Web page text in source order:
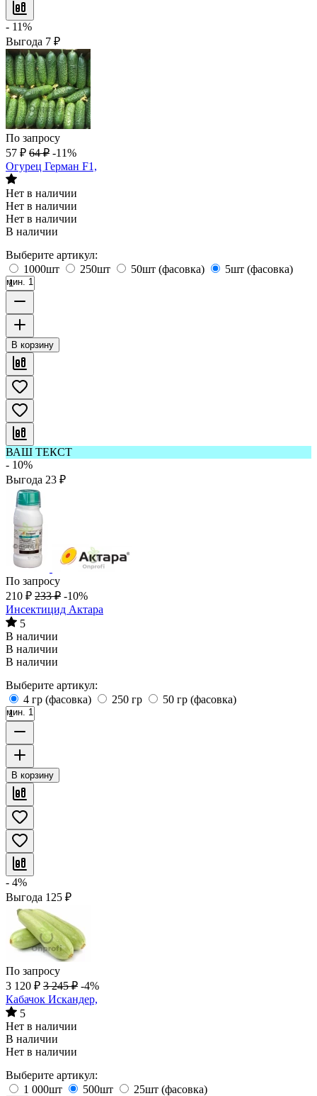
- 11%
Выгода 7 ₽
По запросу
57 ₽ 64 ₽ -11%
Огурец Герман F1,
Нет в наличии
Нет в наличии
Нет в наличии
В наличии
Выберите артикул:
1000шт
250шт 50шт (фасовка) 5шт (фасовка)
мин. 1
В корзину
ВАШ ТЕКСТ
- 10%
Выгода 23 ₽
По запросу
210 ₽ 233 ₽ -10%
Инсектицид Актара
5
В наличии
В наличии
В наличии
Выберите артикул:
4 гр (фасовка)
250 гр 50 гр (фасовка)
мин. 1
В корзину
- 4%
Выгода 125 ₽
По запросу
3 120 ₽ 3 245 ₽ -4%
Кабачок Искандер,
5
Нет в наличии
В наличии
Нет в наличии
Выберите артикул:
1 000шт
500шт 25шт (фасовка)